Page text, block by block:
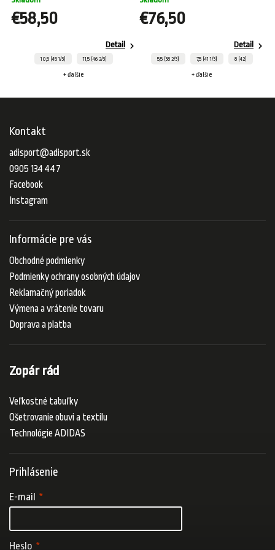
€58,50
Detail
10,5 (45 1/3) 11,5 (46 2/3)
+ ďalšie
€76,50
Detail
5,5 (38 2/3) 7,5 (41 1/3) 8 (42)
+ ďalšie
Kontakt
adisport@adisport.sk
0905 134 447
Facebook
Instagram
Informácie pre vás
Obchodné podmienky
Podmienky ochrany osobných údajov
Reklamačný poriadok
Výmena a vrátenie tovaru
Doprava a platba
Zopár rád
Veľkostné tabuľky
Ošetrovanie obuvi a textilu
Technológie ADIDAS
Prihlásenie
E-mail
Heslo